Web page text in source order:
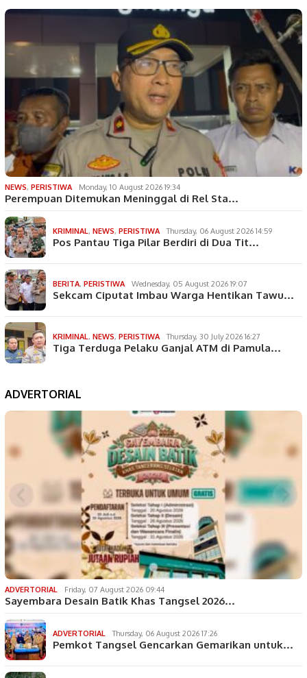
NEWS, PERISTIWA Monday, 10 August 2026 19:34
Perempuan Ditemukan Meninggal di Rel Sta…
KRIMINAL, NEWS, PERISTIWA Thursday, 06 August 2026 14:59
Pos Pantau Tiga Pilar Berdiri di Dua Tit…
BERITA, PERISTIWA Wednesday, 05 August 2026 19:07
Sekcam Ciputat Imbau Warga Hentikan Tawu…
KRIMINAL, NEWS, PERISTIWA Thursday, 30 July 2026 16:27
Tiga Terduga Pelaku Ganjal ATM di Pamula…
ADVERTORIAL
ADVERTORIAL Friday, 07 August 2026 09:44
Sayembara Desain Batik Khas Tangsel 2026…
ADVERTORIAL Thursday, 06 August 2026 17:26
Pemkot Tangsel Gencarkan Gemarikan untuk…